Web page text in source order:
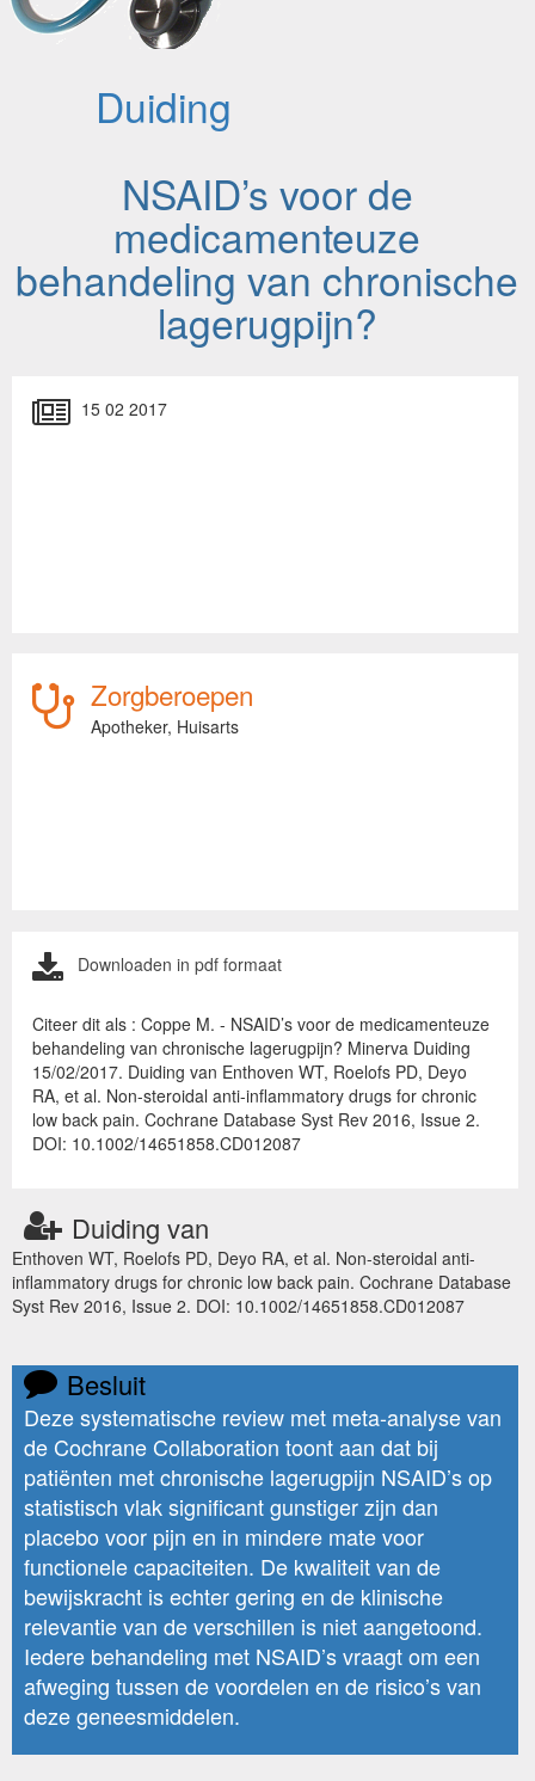
Duiding
NSAID’s voor de
medicamenteuze
behandeling van chronische
lagerugpijn?
15 02 2017
Zorgberoepen
Apotheker, Huisarts
Downloaden in pdf formaat
Citeer dit als : Coppe M. - NSAID’s voor de medicamenteuze
behandeling van chronische lagerugpijn? Minerva Duiding
15/02/2017. Duiding van Enthoven WT, Roelofs PD, Deyo
RA, et al. Non-steroidal anti-inflammatory drugs for chronic
low back pain. Cochrane Database Syst Rev 2016, Issue 2.
DOI: 10.1002/14651858.CD012087
Duiding van
Enthoven WT, Roelofs PD, Deyo RA, et al. Non-steroidal anti-
inflammatory drugs for chronic low back pain. Cochrane Database
Syst Rev 2016, Issue 2. DOI: 10.1002/14651858.CD012087
Besluit
Deze systematische review met meta-analyse van
de Cochrane Collaboration toont aan dat bij
patiënten met chronische lagerugpijn NSAID’s op
statistisch vlak significant gunstiger zijn dan
placebo voor pijn en in mindere mate voor
functionele capaciteiten. De kwaliteit van de
bewijskracht is echter gering en de klinische
relevantie van de verschillen is niet aangetoond.
Iedere behandeling met NSAID’s vraagt om een
afweging tussen de voordelen en de risico’s van
deze geneesmiddelen.